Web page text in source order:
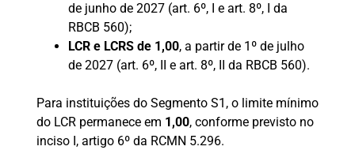
de junho de 2027 (art. 6º, I e art. 8º, I da
RBCB 560);
LCR e LCRS de 1,00, a partir de 1º de julho
de 2027 (art. 6º, II e art. 8º, II da RBCB 560).
Para instituições do Segmento S1, o limite mínimo
do LCR permanece em 1,00, conforme previsto no
inciso I, artigo 6º da RCMN 5.296.